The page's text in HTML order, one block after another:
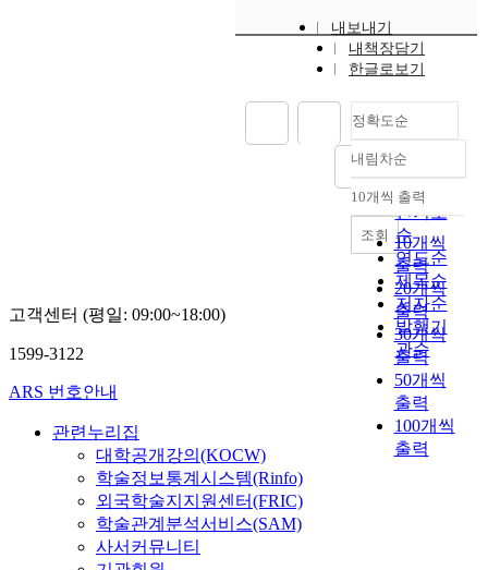
내보내기
내책장담기
한글로보기
정확도순
정확도
순
인기도
순
연도순
제목순
저자순
발행기
관순
내림차순
내림차순
10개씩 출력
10개씩
출력
20개씩
출력
30개씩
출력
50개씩
출력
100개씩
출력
조회
고객센터 (평일: 09:00~18:00)
1599-3122
ARS 번호안내
관련누리집
대학공개강의(KOCW)
학술정보통계시스템(Rinfo)
외국학술지지원센터(FRIC)
학술관계분석서비스(SAM)
사서커뮤니티